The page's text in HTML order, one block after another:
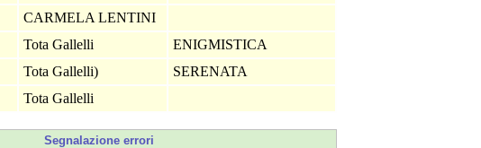
CARMELA LENTINI
Tota Gallelli
ENIGMISTICA
Tota Gallelli)
SERENATA
Tota Gallelli
Segnalazione errori